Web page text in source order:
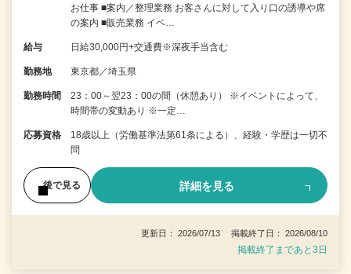
お仕事 ■案内／整理業務 お客さんに対して入り口の誘導や席
の案内 ■販売業務 イベ…
給与 日給30,000円+交通費※深夜手当含む
勤務地 東京都／埼玉県
勤務時間
23：00～翌23：00の間（休憩あり） ※イベントによって、
時間帯の変動あり ※一定…
応募資格
18歳以上（労働基準法第61条による）、経験・学歴は一切不
問
後で見る 詳細を見る
更新日： 2026/07/13 掲載終了日： 2026/08/10
掲載終了まであと3日